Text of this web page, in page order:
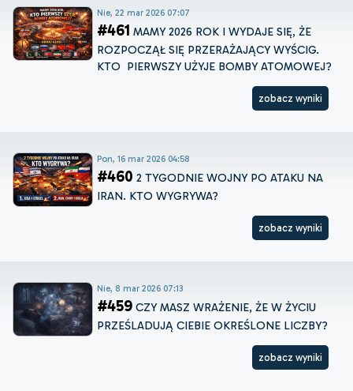
Nie, 22 mar 2026 07:07
#461 MAMY 2026 ROK I WYDAJE SIĘ, ŻE
ROZPOCZĄŁ SIĘ PRZERAŻAJĄCY WYŚCIG.
KTO PIERWSZY UŻYJE BOMBY ATOMOWEJ?
zobacz wyniki
Pon, 16 mar 2026 04:58
#460 2 TYGODNIE WOJNY PO ATAKU NA
IRAN. KTO WYGRYWA?
zobacz wyniki
Nie, 8 mar 2026 07:13
#459 CZY MASZ WRAŻENIE, ŻE W ŻYCIU
PRZEŚLADUJĄ CIEBIE OKREŚLONE LICZBY?
zobacz wyniki